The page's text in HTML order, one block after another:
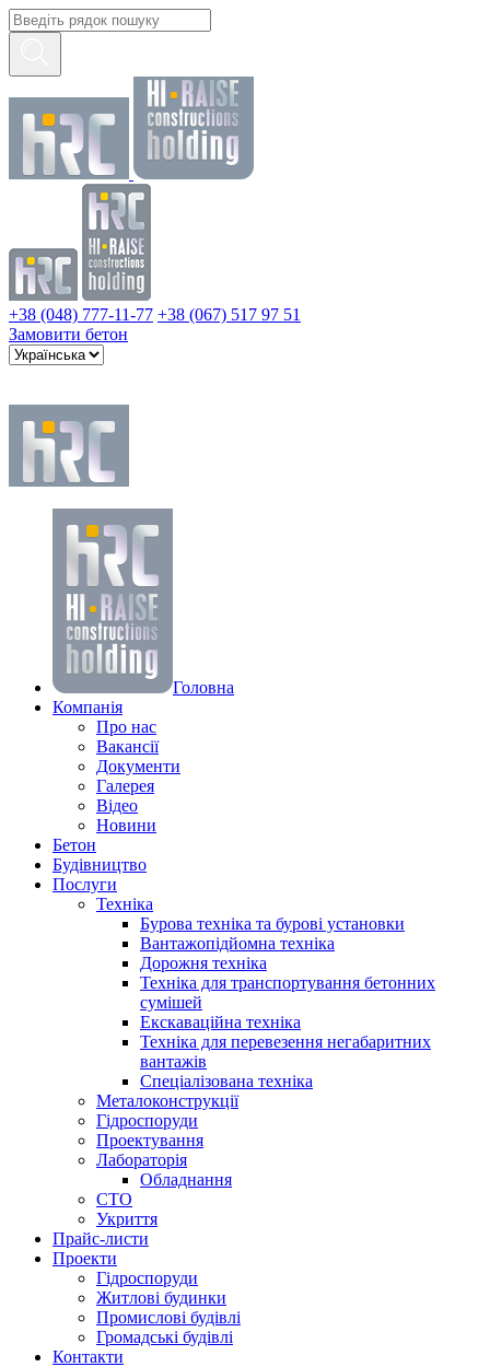
+38 (048) 777-11-77 +38 (067) 517 97 51
Замовити бетон
Головна
Компанiя
Про нас
Вакансії
Документи
Галерея
Вiдео
Новини
Бетон
Будівництво
Послуги
Техніка
Бурова техніка та бурові установки
Вантажопідйомна техніка
Дорожня техніка
Техніка для транспортування бетонних
сумішей
Екскаваційна техніка
Техніка для перевезення негабаритних
вантажів
Спеціалізована техніка
Металоконструкції
Гідроспоруди
Проектування
Лабораторія
Обладнання
СТО
Укриття
Прайс-листи
Проекти
Гiдроспоруди
Житлові будинки
Промислові будівлі
Громадські будівлі
Контакти